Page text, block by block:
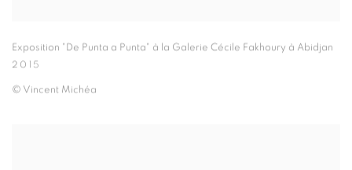
Exposition "De Punta a Punta" à la Galerie Cécile Fakhoury à Abidjan
2015
© Vincent Michéa